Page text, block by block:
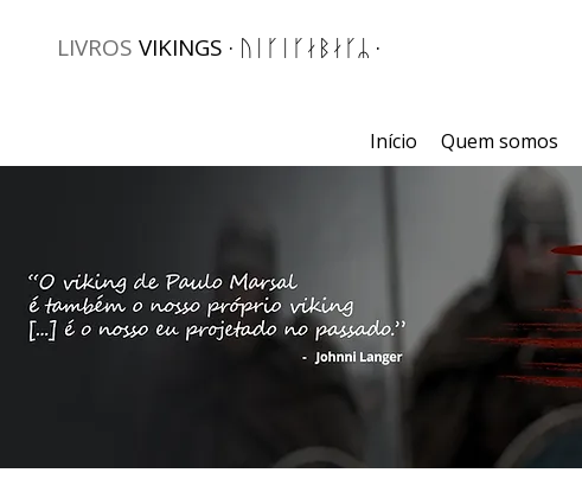
Início Quem somos
LIVROS VIKINGS · ᚢᛁᚴᛁᚴᛅᛒᛅᚴᛦ ·